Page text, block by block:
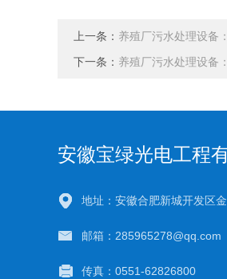
上一条： 养殖厂污水处理设备
下一条： 养殖厂污水处理设备
安徽宝绿光电工程
地址：安徽合肥新城开发区
邮箱：285965278@qq.com
传真：0551-62826800